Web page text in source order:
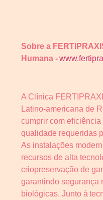
Sobre a
Humana -
A Clínica
Latino-americana de
cumprir com
qualidade requeridas
As instalações
recursos de alta
criopreservação de
garantindo segurança
biológicas. Junto à